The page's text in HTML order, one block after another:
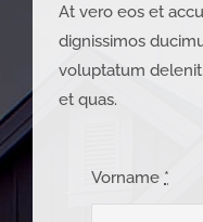
At vero eos et
dignissimos
voluptatum
et quas.
Vorname *